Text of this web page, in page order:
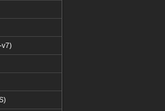
v7)